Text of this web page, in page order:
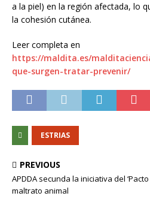
a la piel) en la región afectada, lo
la cohesión cutánea.
Leer completa en
https://maldita.es/
que-surgen-tratar-prevenir/
ESTRIAS
PREVIOUS
APDDA secunda la iniciativa del
maltrato animal